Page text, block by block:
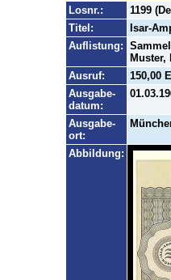
Losnr.:
1199
Titel:
Isar-
Auflistung:
Muster,
Ausruf:
150,00
Ausgabe-
datum:
Ausgabe-
ort:
Abbildung: